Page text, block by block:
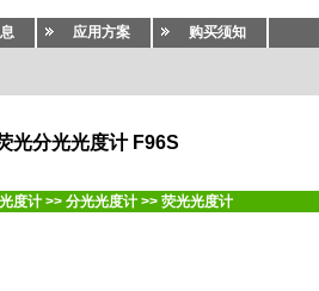
应用方案 购买须知
光分光光度计 F96S
度计 >> 分光光度计 >> 荧光光度计